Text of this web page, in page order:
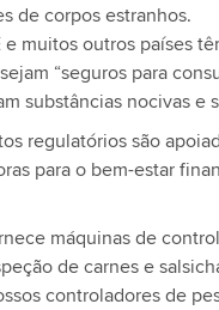
de corpos estranhos.
e muitos outros países
“seguros para
substâncias nocivas e
regulatórios são
para o bem-estar
máquinas de
de carnes e
controladores de